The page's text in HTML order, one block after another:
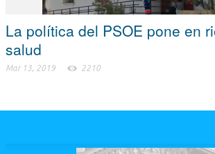
La política del PSOE pone en
salud
Mar 13, 2019 2210